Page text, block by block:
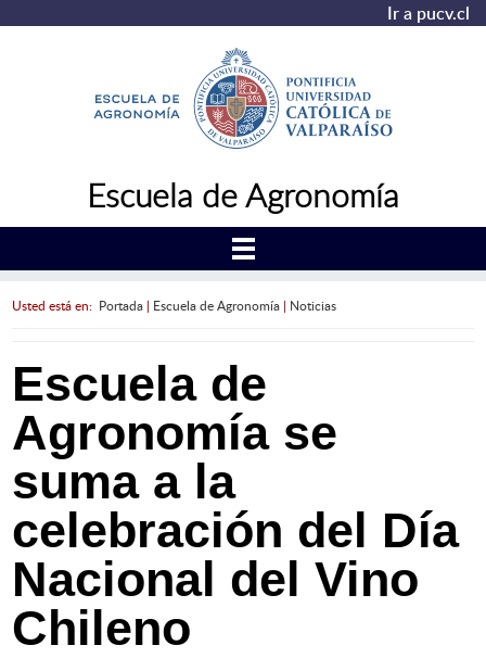
Ir a pucv.cl
Escuela de Agronomía
Usted está en: Portada | Escuela de Agronomía | Noticias
Escuela de
Agronomía se
suma a la
celebración del Día
Nacional del Vino
Chileno